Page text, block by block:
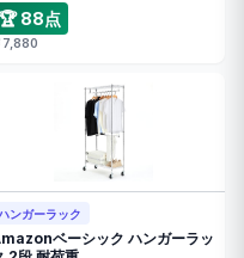
🏆 88点
7,880
ンガーラック
ベーシック ハンガーラッ